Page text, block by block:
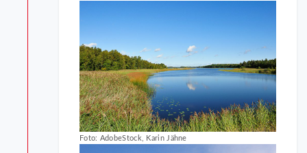
Foto: AdobeStock, Karin Jähne